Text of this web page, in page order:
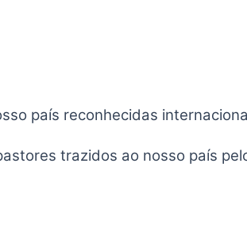
país reconhecidas
trazidos ao nosso país